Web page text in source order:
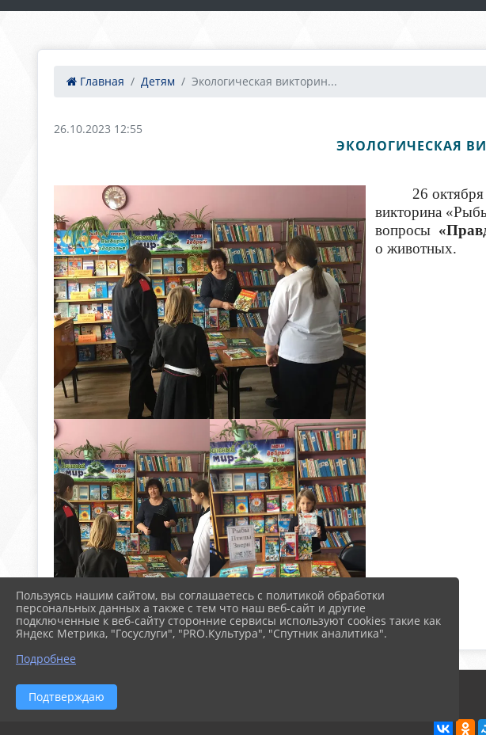
Главная Детям Экологическая викторин...
26.10.2023 12:55
ЭКОЛОГИЧЕСКАЯ
26
викторина
вопросы
о животных.
Пользуясь нашим сайтом, вы соглашаетесь с политикой обработки
персональных данных а также с тем что наш веб-сайт и другие
подключенные к веб-сайту сторонние сервисы используют cookies такие как
Яндекс Метрика, "Госуслуги", "PRO.Культура", "Спутник аналитика".
Подробнее
Подтверждаю